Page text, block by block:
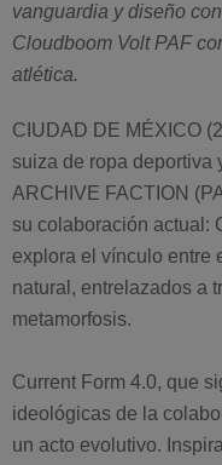
vanguardia y diseño
Cloudboom Volt PAF
atlética.
CIUDAD DE MÉXICO
suiza de ropa deportiva
ARCHIVE FACTION
su colaboración actual:
explora el vínculo entre
natural, entrelazados a
metamorfosis.
Current Form 4.0, que
ideológicas de la
un acto evolutivo.